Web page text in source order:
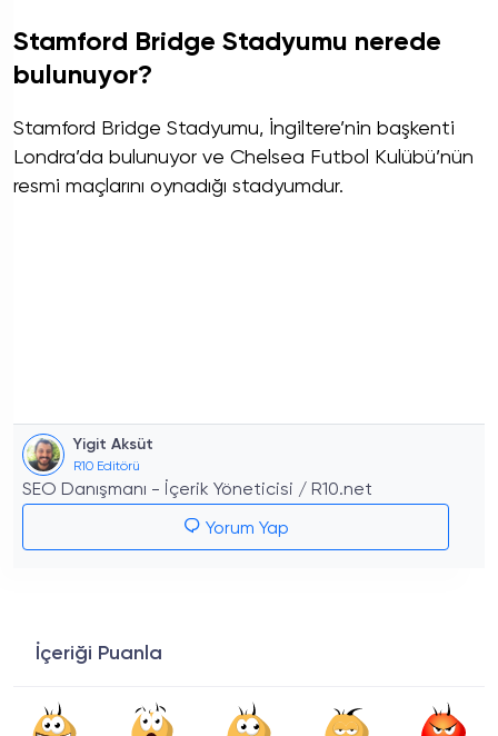
Stamford Bridge Stadyumu nerede
bulunuyor?
Stamford Bridge Stadyumu, İngiltere’nin başkenti
Londra’da bulunuyor ve Chelsea Futbol Kulübü’nün
resmi maçlarını oynadığı stadyumdur.
Yigit Aksüt
R10 Editörü
SEO Danışmanı - İçerik Yöneticisi / R10.net
Yorum Yap
İçeriği Puanla